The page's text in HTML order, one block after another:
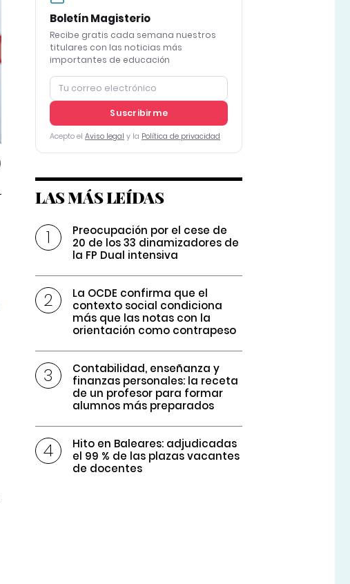
Boletín Magisterio
Recibe gratis cada semana nuestros
titulares con las noticias más
importantes de educación
Suscribirme
Acepto el Aviso legal y la Política de privacidad
LAS MÁS LEÍDAS
Preocupación por el cese de
20 de los 33 dinamizadores de
la FP Dual intensiva
La OCDE confirma que el
contexto social condiciona
más que las notas con la
orientación como contrapeso
Contabilidad, enseñanza y
finanzas personales: la receta
de un profesor para formar
alumnos más preparados
Hito en Baleares: adjudicadas
el 99 % de las plazas vacantes
de docentes